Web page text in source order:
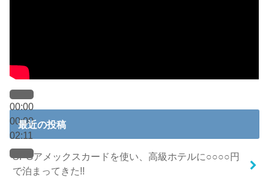
00:00
00:00
02:11
最近の投稿
SPGアメックスカードを使い、高級ホテルに○○○○円
で泊まってきた!!